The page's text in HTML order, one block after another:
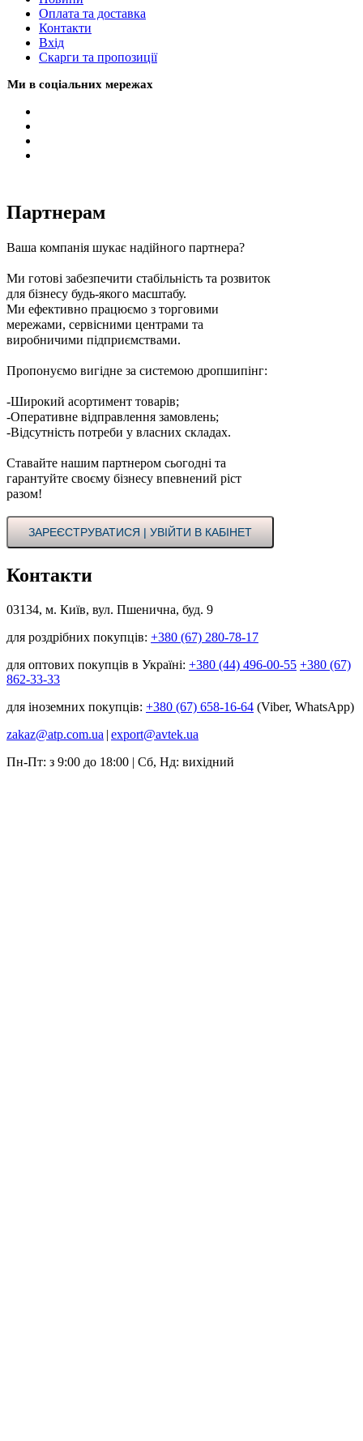
Оплата та доставка
Контакти
Вхiд
Скарги та пропозиції
Ми в соціальних мережах
Партнерам
Ваша компанія шукає надійного партнера?
Ми готові забезпечити стабільність та розвиток
для бізнесу будь-якого масштабу.
Ми ефективно працюємо з торговими
мережами, сервісними центрами та
виробничими підприємствами.
Пропонуємо вигідне за системою дропшипінг:
-Широкий асортимент товарів;
-Оперативне відправлення замовлень;
-Відсутність потреби у власних складах.
Ставайте нашим партнером сьогодні та
гарантуйте своєму бізнесу впевнений ріст
разом!
ЗАРЕЄСТРУВАТИСЯ | УВІЙТИ В КАБІНЕТ
Контакти
03134, м. Київ, вул. Пшенична, буд. 9
для роздрібних покупців: +380 (67) 280-78-17
для оптових покупців в Україні: +380 (44) 496-00-55 +380 (67)
862-33-33
для іноземних покупців: +380 (67) 658-16-64 (Viber, WhatsApp)
zakaz@atp.com.ua | export@avtek.ua
Пн-Пт: з 9:00 до 18:00 | Сб, Нд: вихідний